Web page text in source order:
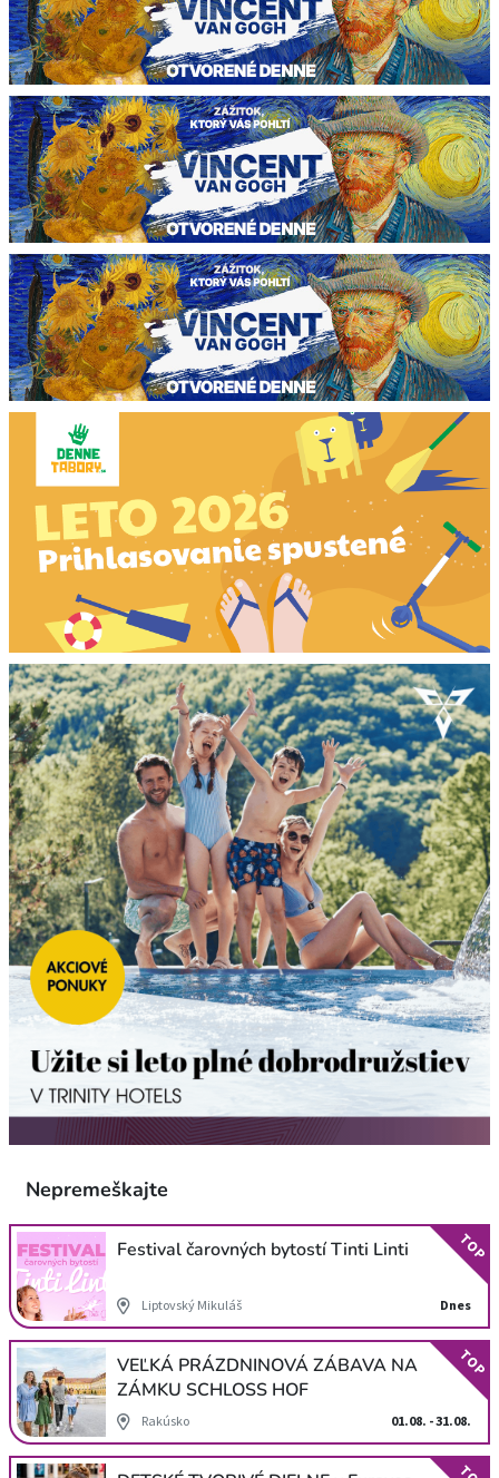
Nepremeškajte
Festival čarovných bytostí Tinti Linti
Liptovský Mikuláš Dnes
TOP
VEĽKÁ PRÁZDNINOVÁ ZÁBAVA NA
ZÁMKU SCHLOSS HOF
Rakúsko 01.08. - 31.08.
TOP